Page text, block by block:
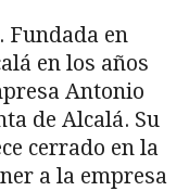
. Fundada en
en los años
Antonio
de Alcalá. Su
cerrado en la
a la empresa